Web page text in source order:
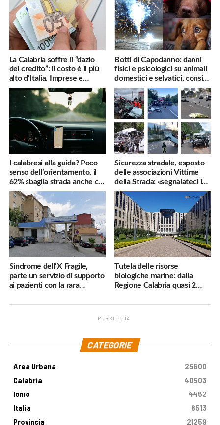
La Calabria soffre il “dazio
del credito”: il costo è il più
alto d’Italia. Imprese e
famiglie penalizzate
Botti di Capodanno: danni
fisici e psicologici su animali
domestici e selvatici, consigli
utili
I calabresi alla guida? Poco
senso dell’orientamento, il
62% sbaglia strada anche col
navigatore
Sicurezza stradale, esposto
delle associazioni Vittime
della Strada: «segnalateci i
pericoli, interverremo
subito»
Sindrome dell’X Fragile,
parte un servizio di supporto
ai pazienti con la rara
Tutela delle risorse
biologiche marine: dalla
Regione Calabria quasi 2
PUBBLICITÀ
CATEGORIE
Area Urbana
25600
Calabria
40503
Ionio
4462
Italia
8513
Provincia
21259